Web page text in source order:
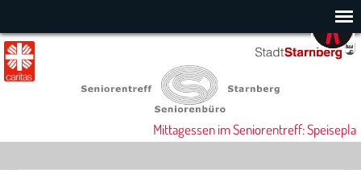
Mittagessen im Seniorentreff: Speiseplan